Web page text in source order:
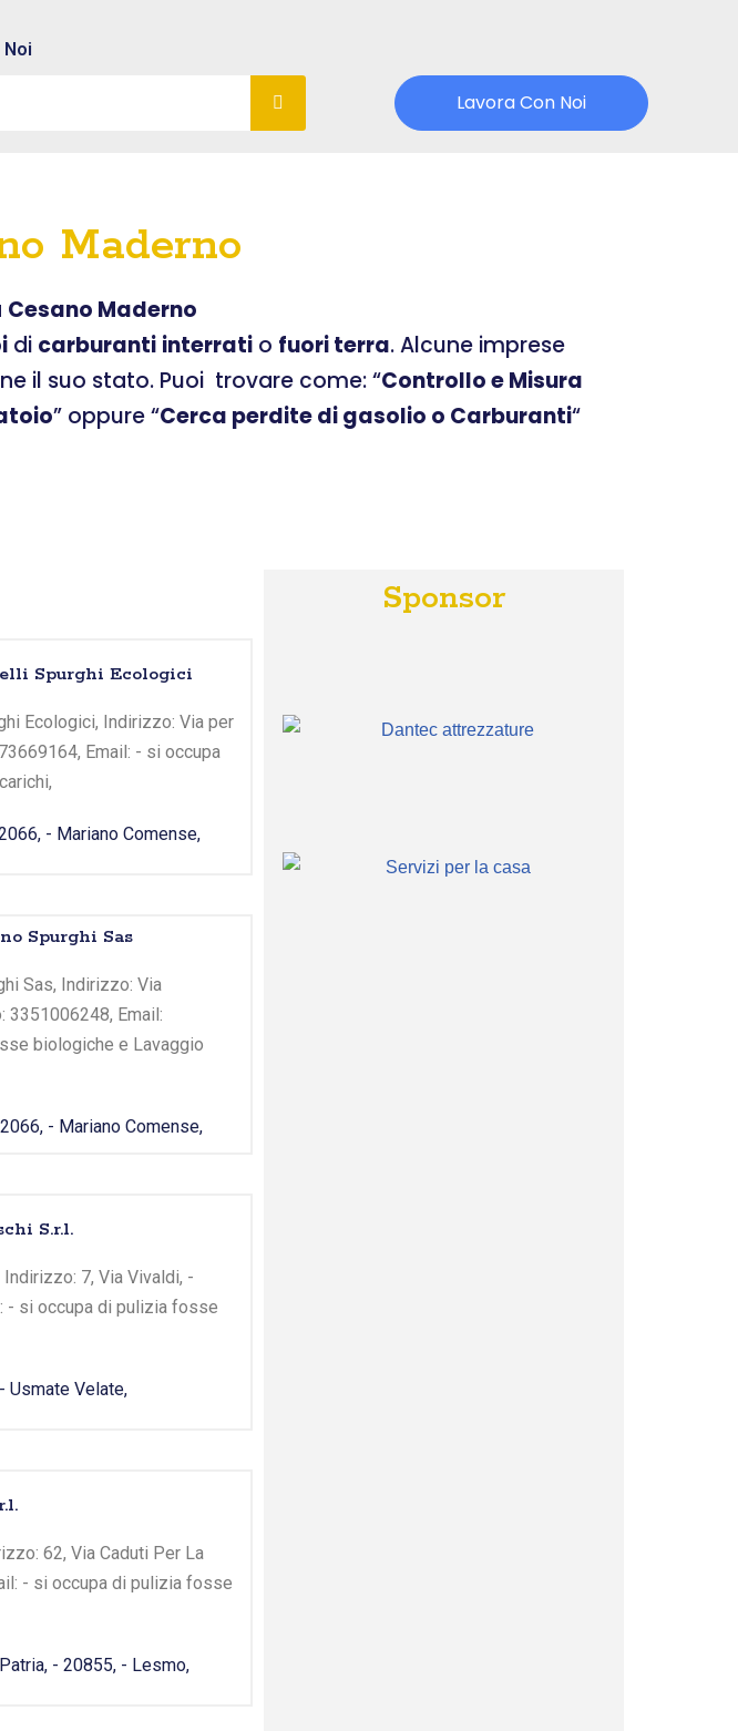
Lavora Con Noi
Maderno
Cesano Maderno
di carburanti interrati o fuori terra. Alcune imprese
il suo stato. Puoi trovare come: “Controllo e Misura
” oppure “Cerca perdite di gasolio o Carburanti“
Spurghi Ecologici
Ecologici, Indirizzo: Via per
Email: - si occupa
- Mariano Comense,
Spurghi Sas
Sas, Indirizzo: Via
3351006248, Email:
biologiche e Lavaggio
- Mariano Comense,
S.r.l.
7, Via Vivaldi, -
- si occupa di pulizia fosse
Usmate Velate,
62, Via Caduti Per La
- si occupa di pulizia fosse
- 20855, - Lesmo,
Sponsor